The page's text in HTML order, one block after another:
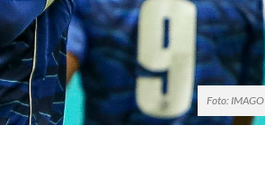
Foto: IMAGO